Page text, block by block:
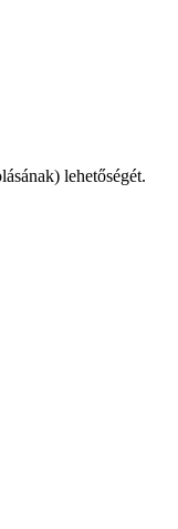
lehetőségét.